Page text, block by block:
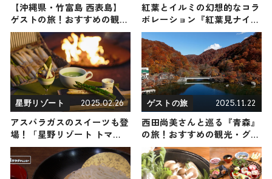
【沖縄県・竹富島 西表島】
ゲストの旅！おすすめの観
光・グルメをご紹介
紅葉とイルミの幻想的なコラ
ボレーション『紅葉見ナイ
ト』が国営武蔵丘陵森林公園
（埼玉県比企郡）で開催中！
光のショーやグルメも満載 /
11月30日まで
星野リゾート 2025.02.26
アスパラガスのスイーツも登
場！「星野リゾート トマ
ム」の「トマムdeアスパラナ
イト」で北海道の旬のアスパ
ラガスを食べ比べ
ゲストの旅 2025.11.22
西田尚美さんと巡る『青森』
の旅！おすすめの観光・グル
メをご紹介 2025年11月22日放
送